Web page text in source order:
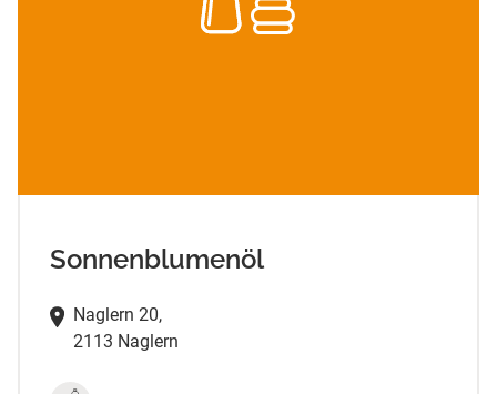
Sonnenblumenöl
Naglern 20,
2113 Naglern